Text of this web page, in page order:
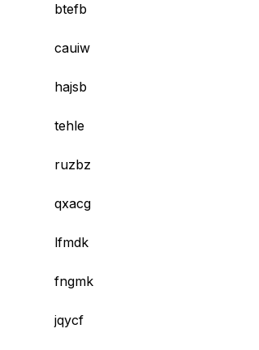
btefb
cauiw
hajsb
tehle
ruzbz
qxacg
lfmdk
fngmk
jqycf